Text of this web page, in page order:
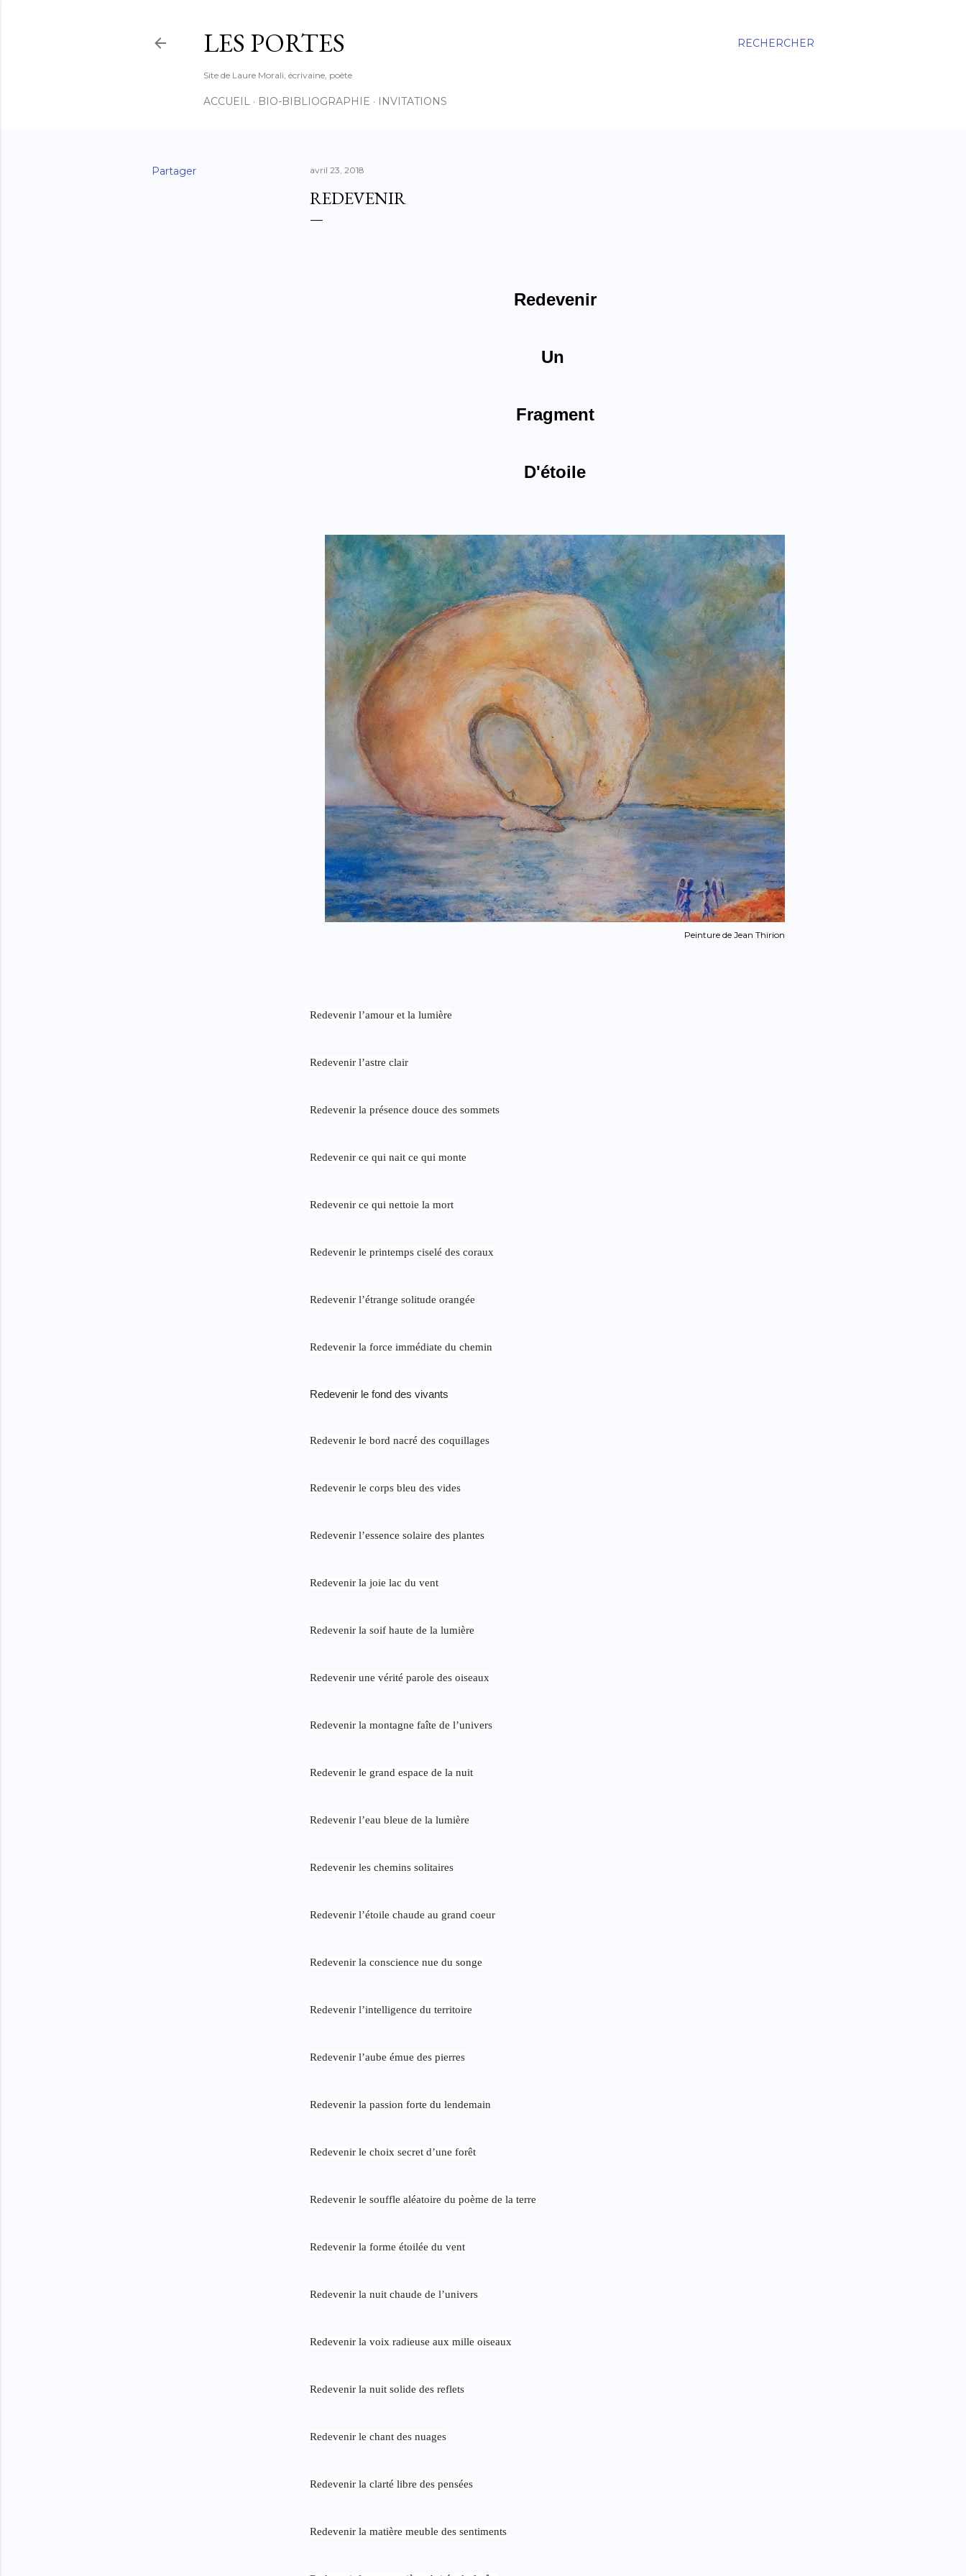
RECHERCHER
LES PORTES
Site de Laure Morali, écrivaine, poète
ACCUEIL BIO-BIBLIOGRAPHIE INVITATIONS
Partager avril 23, 2018
REDEVENIR
Redevenir
Un
Fragment
D'étoile
Peinture de Jean Thirion
Redevenir l’amour et la lumière
Redevenir l’astre clair
Redevenir la présence douce des sommets
Redevenir ce qui nait ce qui monte
Redevenir ce qui nettoie la mort
Redevenir le printemps ciselé des coraux
Redevenir l’étrange solitude orangée
Redevenir la force immédiate du chemin
Redevenir le fond des vivants
Redevenir le bord nacré des coquillages
Redevenir le corps bleu des vides
Redevenir l’essence solaire des plantes
Redevenir la joie lac du vent
Redevenir la soif haute de la lumière
Redevenir une vérité parole des oiseaux
Redevenir la montagne faîte de l’univers
Redevenir le grand espace de la nuit
Redevenir l’eau bleue de la lumière
Redevenir les chemins solitaires
Redevenir l’étoile chaude au grand coeur
Redevenir la conscience nue du songe
Redevenir l’intelligence du territoire
Redevenir l’aube émue des pierres
Redevenir la passion forte du lendemain
Redevenir le choix secret d’une forêt
Redevenir le souffle aléatoire du poème de la terre
Redevenir la forme étoilée du vent
Redevenir la nuit chaude de l’univers
Redevenir la voix radieuse aux mille oiseaux
Redevenir la nuit solide des reflets
Redevenir le chant des nuages
Redevenir la clarté libre des pensées
Redevenir la matière meuble des sentiments